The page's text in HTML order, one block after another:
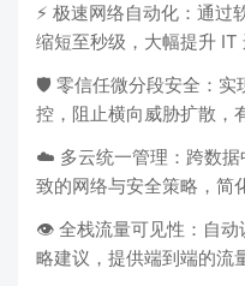
⚡ 极速网络自动化：通过
缩短至秒级，大幅提升
🛡️ 零信任微分段安全：实
控，阻止横向威胁扩散，
☁️ 多云统一管理：跨数据
致的网络与安全策略，简
👁️ 全栈流量可见性：自动
略建议，提供端到端的流